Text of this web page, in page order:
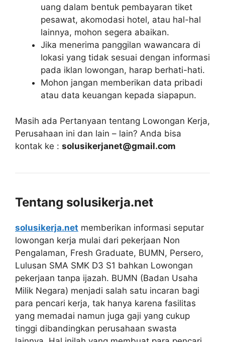
uang dalam bentuk pembayaran tiket
pesawat, akomodasi hotel, atau hal-hal
lainnya, mohon segera abaikan.
Jika menerima panggilan wawancara di
lokasi yang tidak sesuai dengan informasi
pada iklan lowongan, harap berhati-hati.
Mohon jangan memberikan data pribadi
atau data keuangan kepada siapapun.
Masih ada Pertanyaan tentang Lowongan Kerja,
Perusahaan ini dan lain – lain? Anda bisa
kontak ke : solusikerjanet@gmail.com
Tentang solusikerja.net
solusikerja.net memberikan informasi seputar
lowongan kerja mulai dari pekerjaan Non
Pengalaman, Fresh Graduate, BUMN, Persero,
Lulusan SMA SMK D3 S1 bahkan Lowongan
pekerjaan tanpa ijazah. BUMN (Badan Usaha
Milik Negara) menjadi salah satu incaran bagi
para pencari kerja, tak hanya karena fasilitas
yang memadai namun juga gaji yang cukup
tinggi dibandingkan perusahaan swasta